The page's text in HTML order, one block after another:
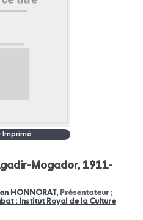
Imprimé
Mogador, 1911-
HONNORAT, Présentateur ;
: Institut Royal de la Culture